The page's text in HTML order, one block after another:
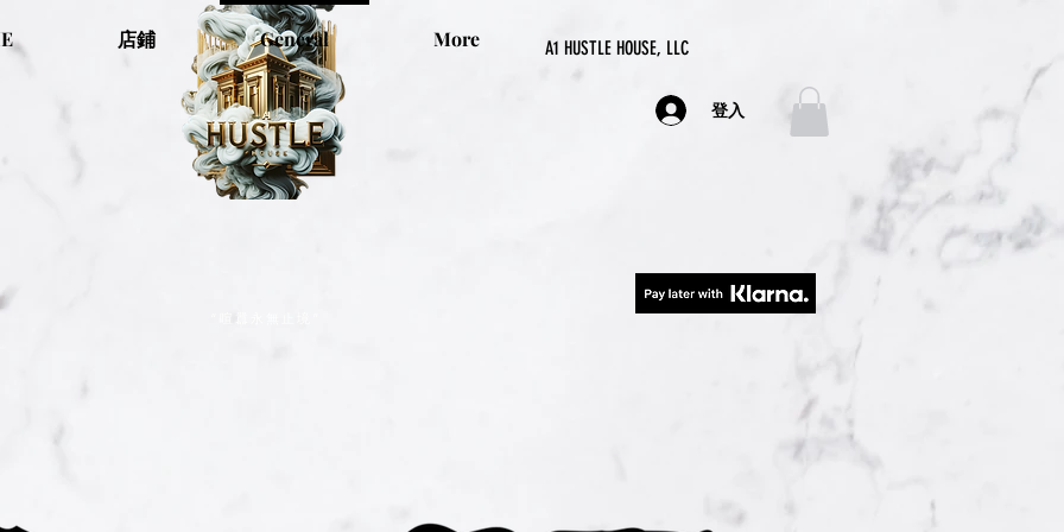
A1 HUSTLE HOUSE, LLC
店鋪 General More
登入